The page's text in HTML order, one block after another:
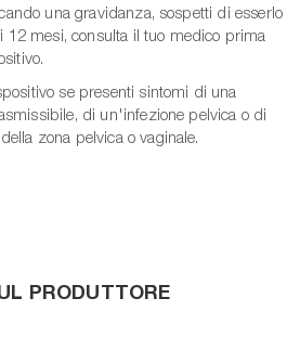
una gravidanza, sospetti di esserlo
12 mesi, consulta il tuo medico prima
se presenti sintomi di una
di un'infezione pelvica o di
zona pelvica o vaginale.
PRODUTTORE